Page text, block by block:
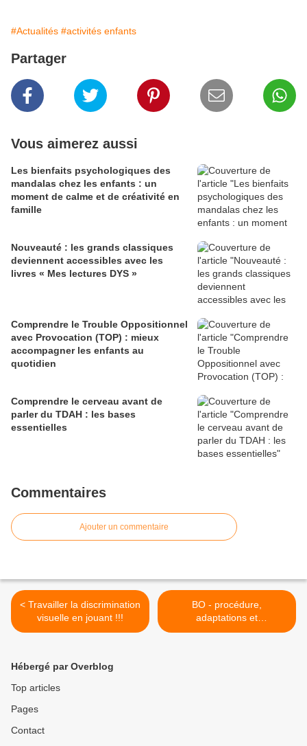
#Actualités #activités enfants
Partager
Vous aimerez aussi
Les bienfaits psychologiques des
mandalas chez les enfants : un
moment de calme et de créativité en
famille
Nouveauté : les grands classiques
deviennent accessibles avec les
livres « Mes lectures DYS »
Comprendre le Trouble Oppositionnel
avec Provocation (TOP) : mieux
accompagner les enfants au
quotidien
Comprendre le cerveau avant de
parler du TDAH : les bases
essentielles
Commentaires
Ajouter un commentaire
< Travailler la discrimination
visuelle en jouant !!!
BO - procédure,
adaptations et
aménagements des
Hébergé par Overblog
Top articles
Pages
Contact